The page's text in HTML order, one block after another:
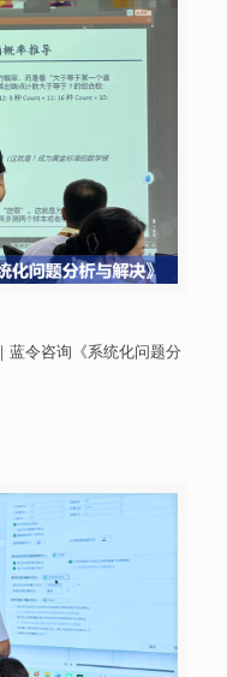
蓝令咨询《系统化问题分